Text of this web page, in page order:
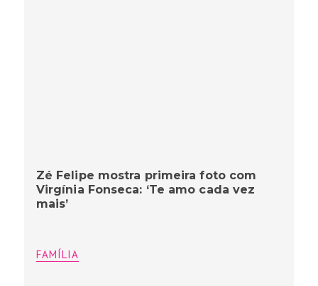
Zé Felipe mostra primeira foto com
Virgínia Fonseca: ‘Te amo cada vez
mais’
FAMÍLIA